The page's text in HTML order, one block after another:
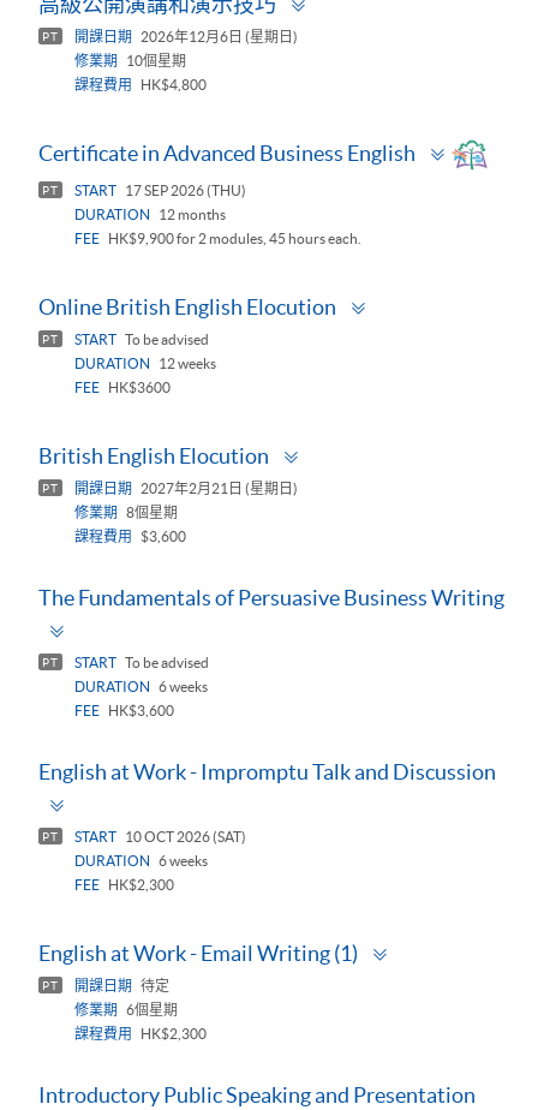
PT 開課日期
2026年12月6日 (星期日)
修業期
10個星期
課程費用
HK$4,800
Certificate in Advanced Business English
Toggle
panel
PT START
17 SEP 2026 (THU)
DURATION
12 months
FEE
HK$9,900 for 2 modules, 45 hours each.
Online British English Elocution
PT START To be advised
DURATION
12 weeks
FEE
HK$3600
British English Elocution
PT 開課日期
2027年2月21日 (星期日)
修業期
8個星期
課程費用
$3,600
The Fundamentals of Persuasive Business Writing
PT START To be advised
DURATION
6 weeks
FEE
HK$3,600
English at Work - Impromptu Talk and Discussion
PT START
10 OCT 2026 (SAT)
DURATION
6 weeks
FEE
HK$2,300
English at Work - Email Writing (1)
PT 開課日期
待定
修業期
6個星期
課程費用
HK$2,300
Introductory Public Speaking and Presentation